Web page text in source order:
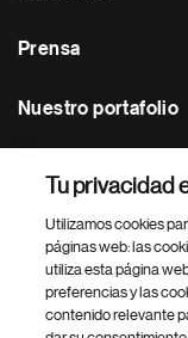
Prensa
Nuestro portafolio
Footer Site Search
Tu privacidad
Utilizamos cookies
páginas web: las
utiliza esta página
preferencias y las
contenido relevante